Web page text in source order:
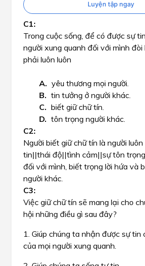
Luyện tập ngay
Trong cuộc sống, để có được sự
người xung quanh đối với mình đòi
phải luôn luôn
yêu thương mọi người.
tin tưởng ở người khác.
biết giữ chữ tín.
tôn trọng người khác.
Người biết giữ chữ tín là người
tin||thái độ||tình cảm||sự tôn trọng
đối với mình, biết trọng lời hứa và
người khác.
Việc giữ chữ tín sẽ mang lại cho
hội những điều gì sau đây?
1. Giúp chúng ta nhận được sự tin
của mọi người xung quanh.